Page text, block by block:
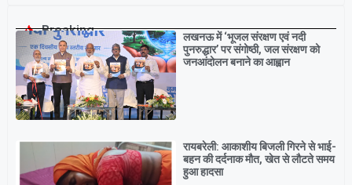
Breaking
लखनऊ में ‘भूजल संरक्षण एवं नदी
पुनरुद्धार’ पर संगोष्ठी, जल संरक्षण को
जनआंदोलन बनाने का आह्वान
रायबरेली: आकाशीय बिजली गिरने से भाई-
बहन की दर्दनाक मौत, खेत से लौटते समय
हुआ हादसा